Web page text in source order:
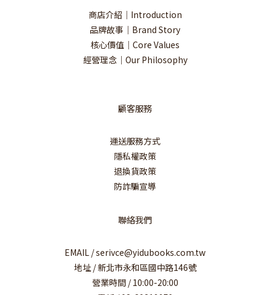
商店介紹｜Introduction
品牌故事｜Brand Story
核心價值｜Core Values
經營理念｜Our Philosophy
顧客服務
運送服務方式
隱私權政策
退換貨政策
防詐騙宣導
聯絡我們
EMAIL / serivce@yidubooks.com.tw
地址 / 新北市永和區國中路146號
營業時間 / 10:00-20:00